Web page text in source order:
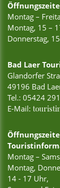
Montag –
Montag, 15 –
Donnerstag,
Bad Laer
Glandorfer
49196 Bad
Tel.: 05424
E-Mail:
Montag –
Montag,
14 - 17 Uhr,